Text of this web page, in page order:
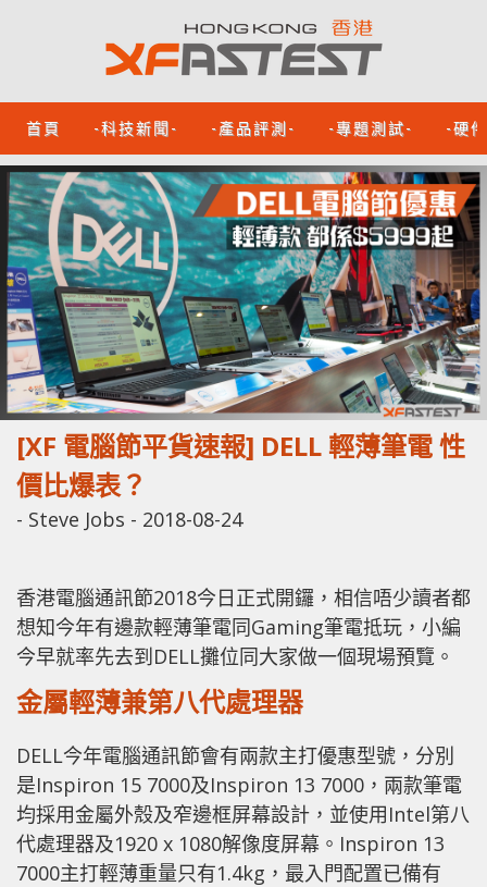
首頁 -科技新聞- -產品評測- -專題測試- -硬
[XF 電腦節平貨速報] DELL 輕薄筆電 性
價比爆表？
- Steve Jobs - 2018-08-24
香港電腦通訊節2018今日正式開鑼，相信唔少讀者都
想知今年有邊款輕薄筆電同Gaming筆電抵玩，小編
今早就率先去到DELL攤位同大家做一個現場預覽。
金屬輕薄兼第八代處理器
DELL今年電腦通訊節會有兩款主打優惠型號，分別
是Inspiron 15 7000及Inspiron 13 7000，兩款筆電
均採用金屬外殼及窄邊框屏幕設計，並使用Intel第八
代處理器及1920 x 1080解像度屏幕。Inspiron 13
7000主打輕薄重量只有1.4kg，最入門配置已備有